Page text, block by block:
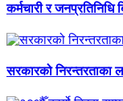
कर्मचारी र
सरकारको निरन्तरताका